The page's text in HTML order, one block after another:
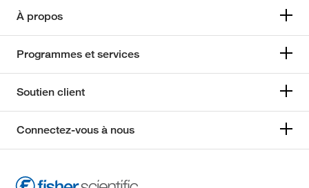
À propos
Programmes et services
Soutien client
Connectez-vous à nous